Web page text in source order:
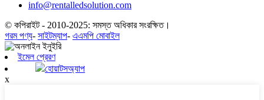
info@rentalledsolution.com
© কপিরাইট - 2010-2025: সমস্ত অধিকার সংরক্ষিত।
গরম পণ্য- সাইটম্যাপ- এএমপি মোবাইল
ইমেল প্রেরণ
হোয়াটসঅ্যাপ
x